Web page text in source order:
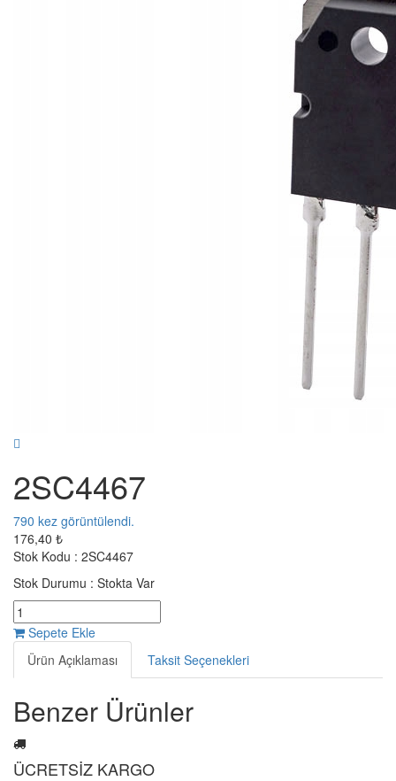
2SC4467
790 kez görüntülendi.
176,40 ₺
Stok Kodu : 2SC4467
Stok Durumu : Stokta Var
Sepete Ekle
Ürün Açıklaması
Taksit Seçenekleri
Benzer Ürünler
ÜCRETSİZ KARGO